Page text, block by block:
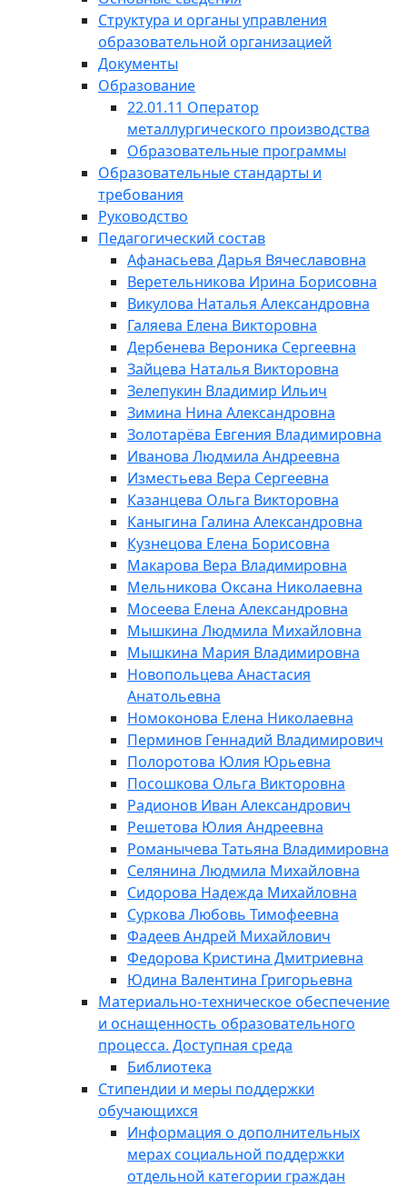
Структура и органы управления
образовательной организацией
Документы
Образование
22.01.11 Оператор
металлургического производства
Образовательные программы
Образовательные стандарты и
требования
Руководство
Педагогический состав
Афанасьева Дарья Вячеславовна
Веретельникова Ирина Борисовна
Викулова Наталья Александровна
Галяева Елена Викторовна
Дербенева Вероника Сергеевна
Зайцева Наталья Викторовна
Зелепукин Владимир Ильич
Зимина Нина Александровна
Золотарёва Евгения Владимировна
Иванова Людмила Андреевна
Изместьева Вера Сергеевна
Казанцева Ольга Викторовна
Каныгина Галина Александровна
Кузнецова Елена Борисовна
Макарова Вера Владимировна
Мельникова Оксана Николаевна
Мосеева Елена Александровна
Мышкина Людмила Михайловна
Мышкина Мария Владимировна
Новопольцева Анастасия
Анатольевна
Номоконова Елена Николаевна
Перминов Геннадий Владимирович
Полоротова Юлия Юрьевна
Посошкова Ольга Викторовна
Радионов Иван Александрович
Решетова Юлия Андреевна
Романычева Татьяна Владимировна
Селянина Людмила Михайловна
Сидорова Надежда Михайловна
Суркова Любовь Тимофеевна
Фадеев Андрей Михайлович
Федорова Кристина Дмитриевна
Юдина Валентина Григорьевна
Материально-техническое обеспечение
и оснащенность образовательного
процесса. Доступная среда
Библиотека
Стипендии и меры поддержки
обучающихся
Информация о дополнительных
мерах социальной поддержки
отдельной категории граждан